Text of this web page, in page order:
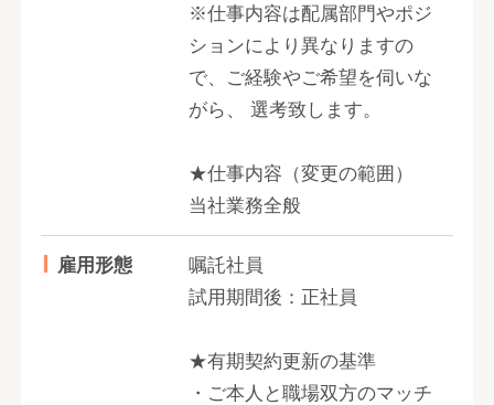
※仕事内容は配属部門やポジ
ションにより異なりますの
で、ご経験やご希望を伺いな
がら、 選考致します。
★仕事内容（変更の範囲）
当社業務全般
雇用形態
嘱託社員
試用期間後：正社員
★有期契約更新の基準
・ご本人と職場双方のマッチ